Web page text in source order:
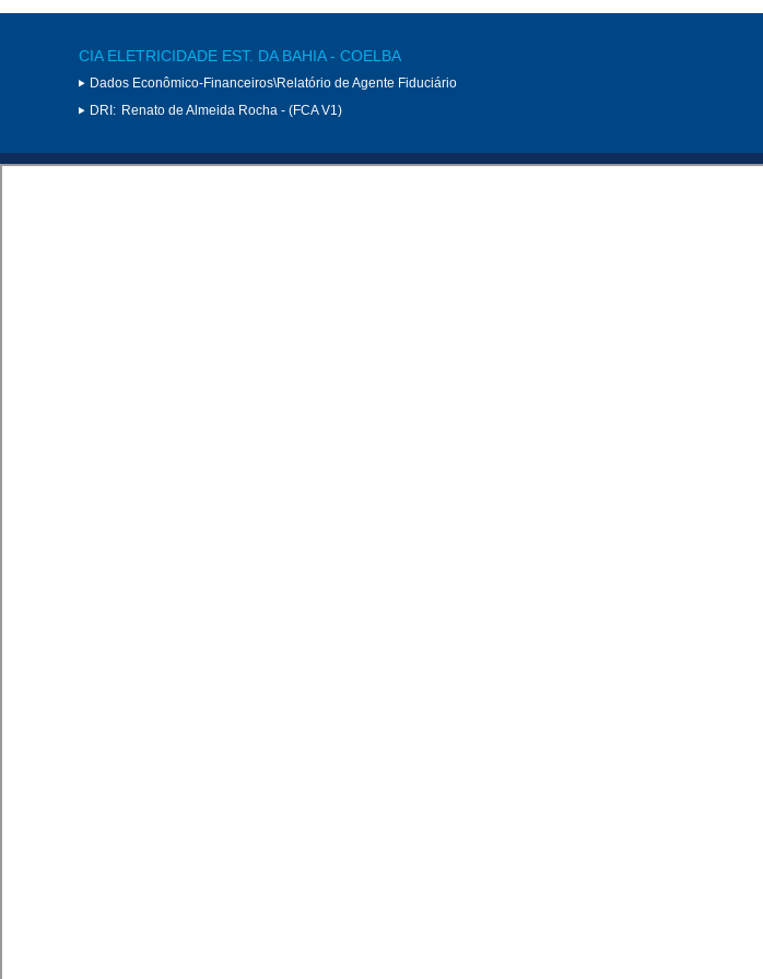
CIA ELETRICIDADE EST. DA BAHIA - COELBA
Dados Econômico-Financeiros\Relatório de Agente Fiduciário
DRI: Renato de Almeida Rocha - (FCA V1)